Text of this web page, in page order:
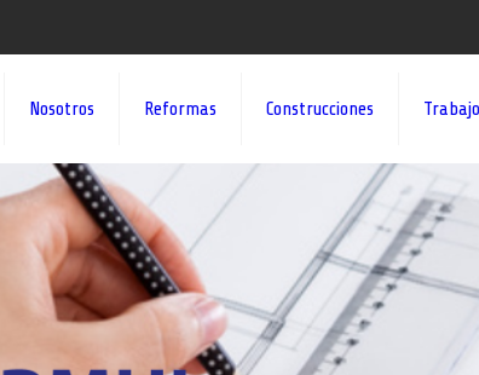
Nosotros Reformas Construcciones